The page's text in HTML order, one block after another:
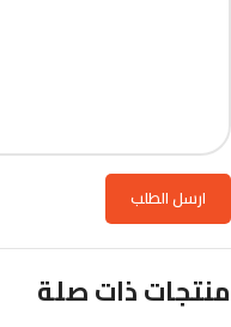
منتجات ذات صلة